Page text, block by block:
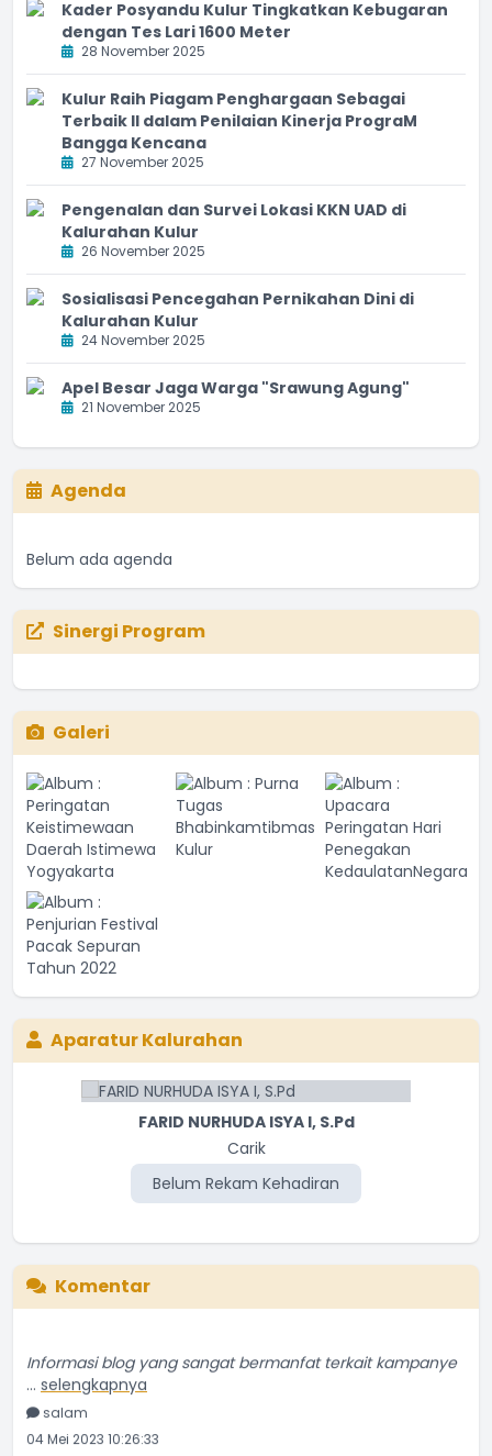
Kader Posyandu Kulur Tingkatkan Kebugaran
dengan Tes Lari 1600 Meter
28 November 2025
Kulur Raih Piagam Penghargaan Sebagai
Terbaik II dalam Penilaian Kinerja PrograM
Bangga Kencana
27 November 2025
Pengenalan dan Survei Lokasi KKN UAD di
Kalurahan Kulur
26 November 2025
Sosialisasi Pencegahan Pernikahan Dini di
Kalurahan Kulur
24 November 2025
Apel Besar Jaga Warga "Srawung Agung"
21 November 2025
Agenda
Belum ada agenda
Sinergi Program
Galeri
Aparatur Kalurahan
FARID NURHUDA ISYA I, S.Pd
Carik
Belum Rekam Kehadiran
Komentar
...selengkapnya
salam
04 Mei 2023 10:26:33